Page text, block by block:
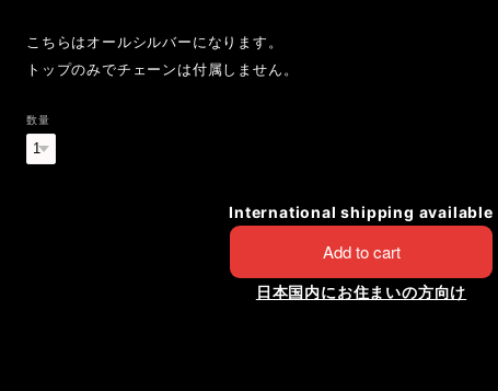
こちらはオールシルバーになります。
トップのみでチェーンは付属しません。
数量
International shipping available
Add to cart
日本国内にお住まいの方向け